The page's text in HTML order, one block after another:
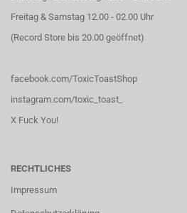
Freitag & Samstag 12.00 - 02.00 Uhr
(Record Store bis 20.00 geöffnet)
facebook.com/ToxicToastShop
instagram.com/toxic_toast_
X Fuck You!
RECHTLICHES
Impressum